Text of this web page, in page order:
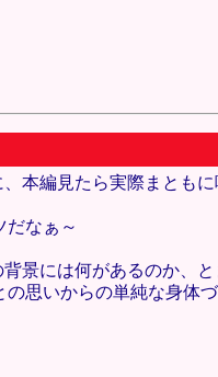
本編見たら実際まとも
なぁ～
景には何があるのか、
思いからの単純な身体